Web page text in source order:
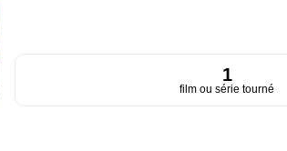
1
film ou série tourné